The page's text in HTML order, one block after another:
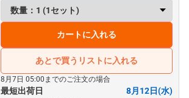
カートに入れる
あとで買うリストに入れる
8月7日 05:00までのご注文の場合
最短出荷日 8月12日(水)